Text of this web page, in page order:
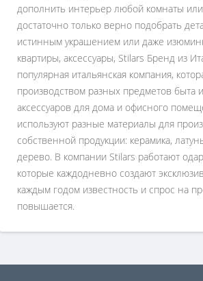
дополнить интерьер любой комнаты
достаточно только верно подобрать
истинным украшением или даже
квартиры, аксессуары, Stilars Бренд из
популярная итальянская компания,
производством разных предметов быта
аксессуаров для дома и офисного
используют разные материалы для
собственной продукции: керамика,
дерево. В компании Stilars работают
которые каждодневно создают
каждым годом известность и спрос на
повышается.